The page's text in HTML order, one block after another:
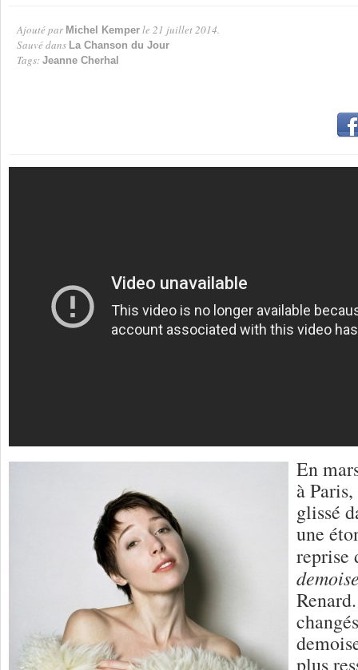
Ajouté par Michel Kemper le 21 juillet 2014.
Sauvé dans La Chanson du Jour
Tags: Jeanne Cherhal
En
à
glissé
une
reprise
plus